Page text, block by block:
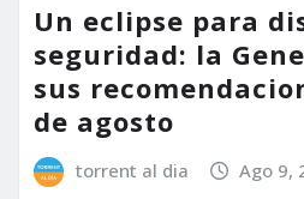
Un eclipse para
seguridad: la
sus
de agosto
torrent al dia Ago 9,